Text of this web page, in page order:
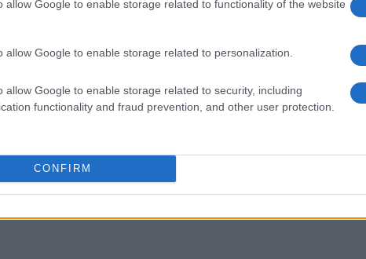
allow Google to enable storage related to functionality of the website
allow Google to enable storage related to personalization.
allow Google to enable storage related to security, including
functionality and fraud prevention, and other user protection.
CONFIRM
del hummus con el dorso de una cuchara de
con crudités crujientes y pan de pita